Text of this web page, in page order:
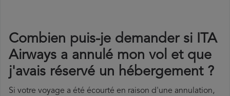
Combien puis-je demander si ITA
Airways a annulé mon vol et que
j'avais réservé un hébergement ?
Si votre voyage a été écourté en raison d'une annulation,